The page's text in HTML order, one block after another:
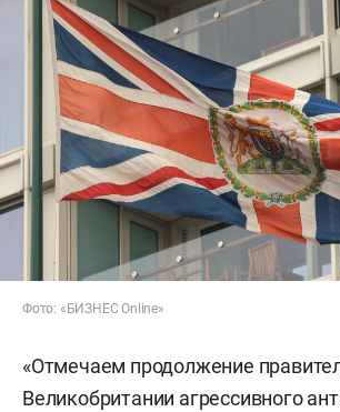
Фото: «БИЗНЕС Online»
«Отмечаем продолжение
Великобритании агрессивного